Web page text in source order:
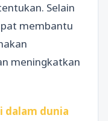
Selain
membantu
meningkatkan
dalam dunia